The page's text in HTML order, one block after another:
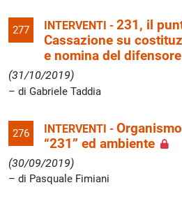
277 INTERVENTI - 231, il
Cassazione su
e nomina del difensore
(31/10/2019)
di Gabriele Taddia
276 INTERVENTI -
“231” ed ambiente
(30/09/2019)
di Pasquale Fimiani